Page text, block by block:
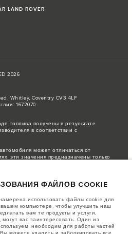
LAND ROVER
2026
Whitley, Coventry CV3 4LF
1672070
топлива получены в результате
в соответствии с
может отличаться от
эти значения предназначены только
дефицит полупроводников,
опционального оборудования и
меняется очень быстро. Поэтому
могут не в полной мере
опциям, комплектациям и
Подробную информацию о
у авторизованных дилеров.
ФАЙЛОВ COOKIE
использовать файлы cookie для
компьютере, чтобы улучшить наш
вам те продукты и услуги,
вас заинтересовать. Один из
необходим для работы частей